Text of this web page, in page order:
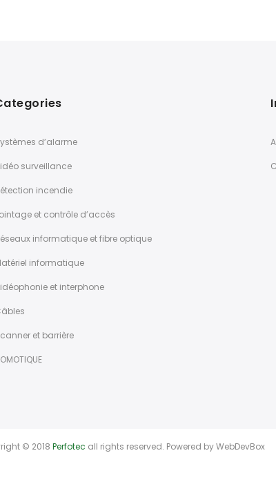
d’alarme
surveillance
incendie
et contrôle d’accès
informatique et fibre optique
informatique
et interphone
et barrière
© 2018 Perfotec all rights reserved. Powered byWebDevBox